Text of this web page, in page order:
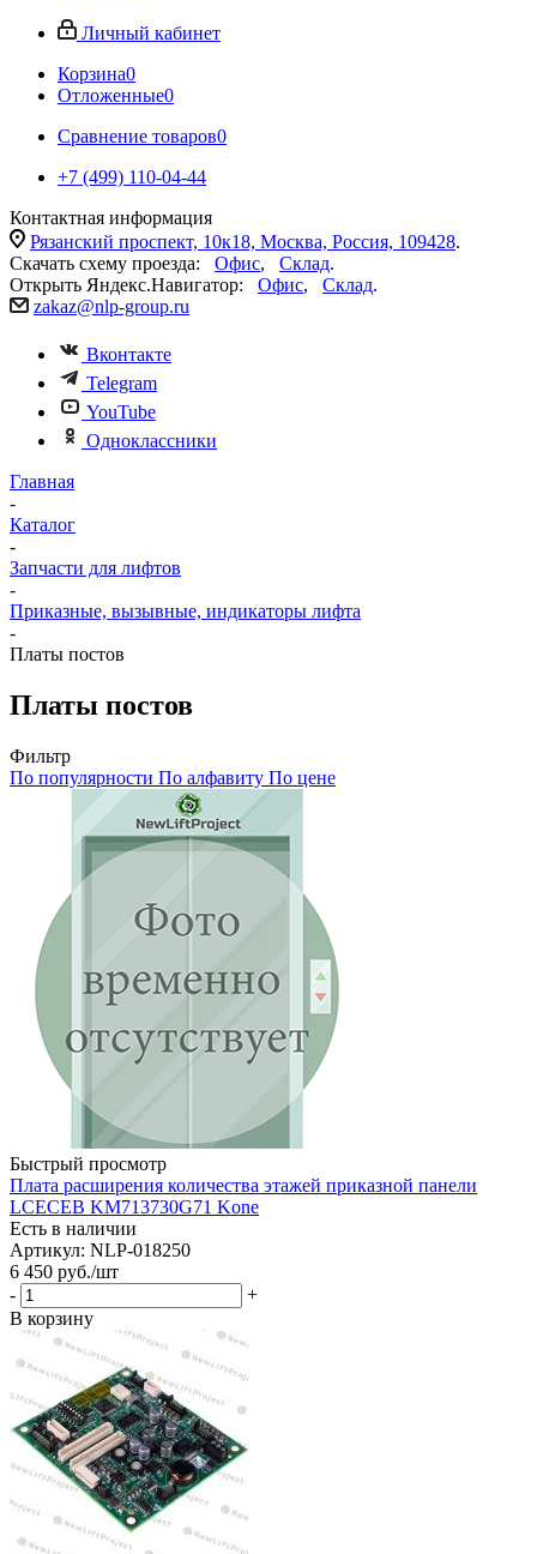
Личный кабинет
Корзина0
Отложенные0
Сравнение товаров0
+7 (499) 110-04-44
Контактная информация
Рязанский проспект, 10к18, Москва, Россия, 109428.
Скачать схему проезда: Офис, Склад.
Открыть Яндекс.Навигатор: Офис, Склад.
zakaz@nlp-group.ru
Вконтакте
Telegram
YouTube
Одноклассники
Главная
-
Каталог
-
Запчасти для лифтов
-
Приказные, вызывные, индикаторы лифта
-
Платы постов
Платы постов
Фильтр
По популярности По алфавиту По цене
Быстрый просмотр
Плата расширения количества этажей приказной панели
LCECЕB KM713730G71 Kone
Есть в наличии
Артикул: NLP-018250
6 450 руб./шт
-
+
В корзину